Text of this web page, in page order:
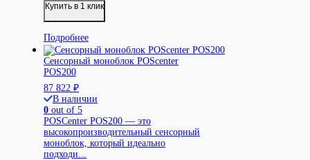
Купить в 1 клик
Подробнее
Сенсорный моноблок POScenter
POS200
87 822 ₽
В наличии
0 out of 5
POSCenter POS200 — это
высокопроизводительный сенсорный
моноблок, который идеально
подходи...